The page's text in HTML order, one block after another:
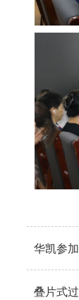
华凯参
叠片式